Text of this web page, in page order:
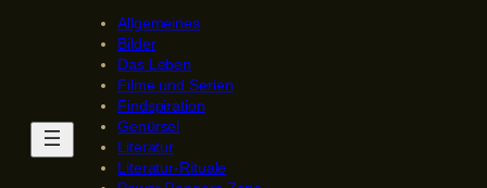
Allgemeines
Bilder
Das Leben
Filme und Serien
Findspiration
Genürsel
Literatur
Literatur-Rituale